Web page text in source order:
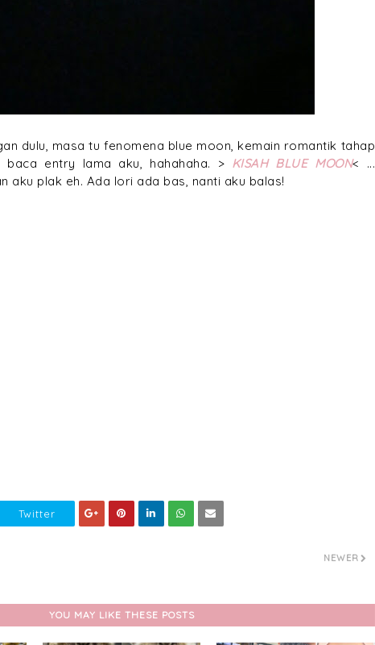
dulu, masa tu fenomena blue moon, kemain romantik tahap
baca entry lama aku, hahahaha. > KISAH BLUE MOON< ...
aku plak eh. Ada lori ada bas, nanti aku balas!
Twitter
NEWER
YOU MAY LIKE THESE POSTS